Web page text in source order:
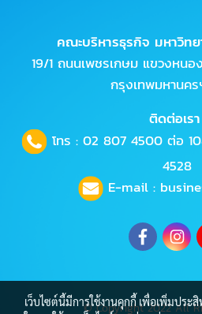
คณะบริหารธุรกิจ มหาวิทย
19/1 ถนนเพชรเกษม แขวงหน
กรุงเทพมหานคร
ติดต่อเรา
โทร : 02 807 4500ต่อ
4528
E-mail :
© Copyright 2022 All
เว็บไซต์นี้มีการใช้งานคุกกี้ เพื่อเพิ่มปร